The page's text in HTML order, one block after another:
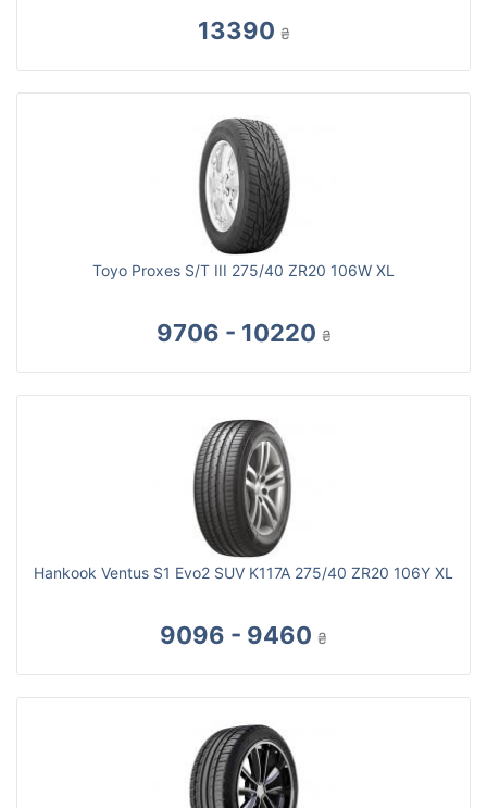
13390 ₴
Toyo Proxes S/T III 275/40 ZR20 106W XL
9706 - 10220 ₴
Hankook Ventus S1 Evo2 SUV K117A 275/40 ZR20 106Y XL
9096 - 9460 ₴